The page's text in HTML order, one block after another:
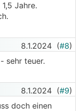
Jahre.
8.1.2024 (#8)
sehr teuer.
8.1.2024 (#9)
doch einen